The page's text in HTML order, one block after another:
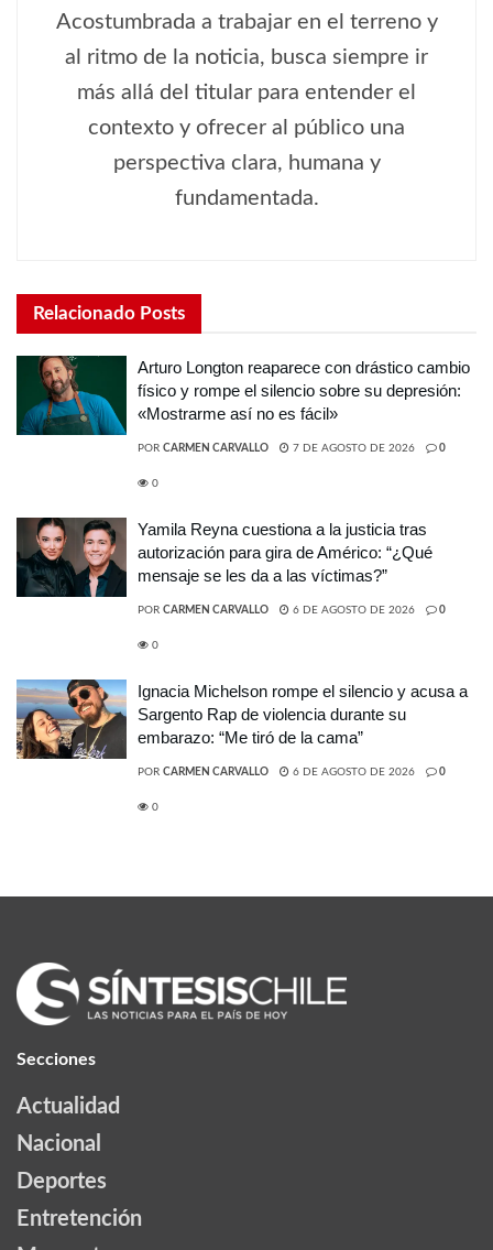
Acostumbrada a trabajar en el terreno y
al ritmo de la noticia, busca siempre ir
más allá del titular para entender el
contexto y ofrecer al público una
perspectiva clara, humana y
fundamentada.
Relacionado Posts
Arturo Longton reaparece con drástico cambio
físico y rompe el silencio sobre su depresión:
«Mostrarme así no es fácil»
POR CARMEN CARVALLO 7 DE AGOSTO DE 2026 0
0
Yamila Reyna cuestiona a la justicia tras
autorización para gira de Américo: “¿Qué
mensaje se les da a las víctimas?”
POR CARMEN CARVALLO 6 DE AGOSTO DE 2026 0
0
Ignacia Michelson rompe el silencio y acusa a
Sargento Rap de violencia durante su
embarazo: “Me tiró de la cama”
POR CARMEN CARVALLO 6 DE AGOSTO DE 2026 0
0
Secciones
Actualidad
Nacional
Deportes
Entretención